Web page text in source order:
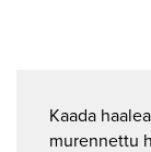
Kaada
murennettu